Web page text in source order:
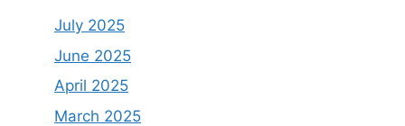
July 2025
June 2025
April 2025
March 2025